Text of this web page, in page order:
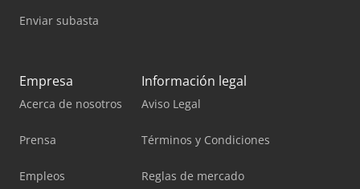
Enviar subasta
Empresa
Acerca de nosotros
Prensa
Empleos
Información legal
Aviso Legal
Términos y Condiciones
Reglas de mercado